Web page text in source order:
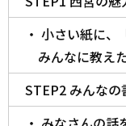
・ 小さい紙に、
みんなに教えた
STEP2 みんなの